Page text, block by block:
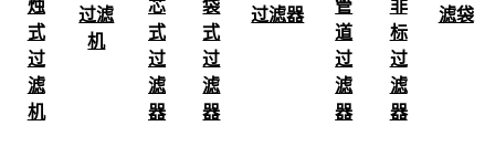
烛
式
过
滤
机
过滤
机
芯
式
过
滤
器
袋
式
过
滤
器
过滤器
管
道
过
滤
器
非
标
过
滤
器
滤袋